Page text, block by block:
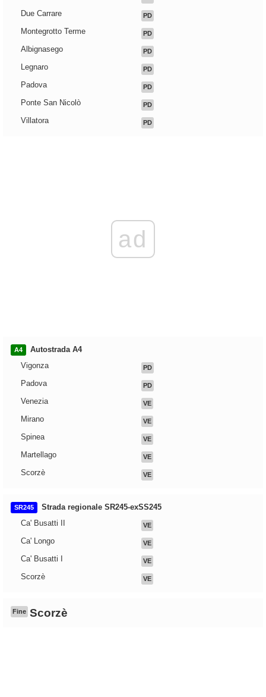
Due Carrare PD
Montegrotto Terme PD
Albignasego PD
Legnaro PD
Padova PD
Ponte San Nicolò PD
Villatora PD
ad
A4
Autostrada A4
Vigonza
PD
Padova PD
Venezia VE
Mirano VE
Spinea VE
Martellago VE
Scorzè VE
SR245
Strada regionale SR245-exSS245
Ca' Busatti II
VE
Ca' Longo VE
Ca' Busatti I VE
Scorzè VE
Fine Scorzè